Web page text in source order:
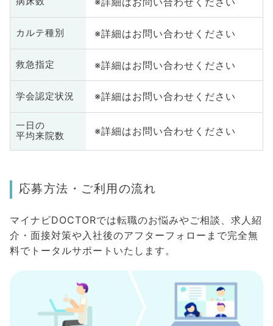
カルテ種別 ※詳細はお問い合わせください
救急指定 ※詳細はお問い合わせください
学会認定状況 ※詳細はお問い合わせください
一日の
平均来院数
※詳細はお問い合わせください
応募方法・ご利用の流れ
マイナビDOCTORでは転職のお悩みやご相談、求人紹
介・面接対策や入社後のアフターフォローまで完全無
料でトータルサポートいたします。